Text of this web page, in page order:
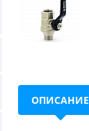
ОПИСАНИЕ